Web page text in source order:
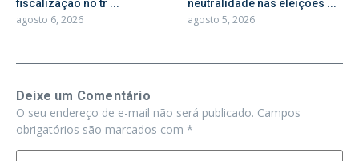
fiscalização no tr ...
agosto 6, 2026
neutralidade nas eleições ...
agosto 5, 2026
Deixe um Comentário
O seu endereço de e-mail não será publicado. Campos
obrigatórios são marcados com *